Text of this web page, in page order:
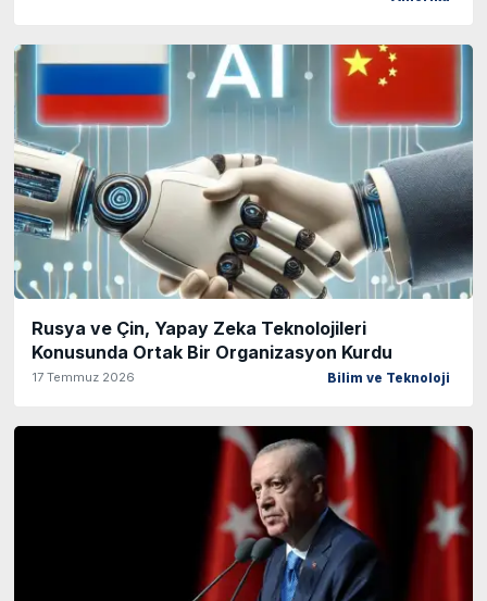
Rusya ve Çin, Yapay Zeka Teknolojileri
Konusunda Ortak Bir Organizasyon Kurdu
17 Temmuz 2026 Bilim ve Teknoloji